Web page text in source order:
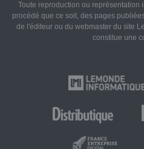
Toute reproduction ou
procédé que ce soit, des pages
de l'éditeur ou du webmaster du site
constitue une